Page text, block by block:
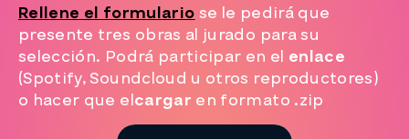
Rellene el formulario se le pedirá que
presente tres obras al jurado para su
selección. Podrá participar en el enlace
(Spotify, Soundcloud u otros reproductores)
o hacer que elcargar en formato .zip